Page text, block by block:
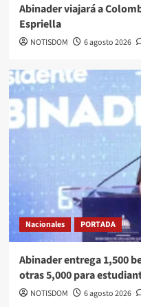
Abinader viajará a
Espriella
NOTISDOM 6 agosto 2026
Nacionales PORTADA
Abinader entrega 1,500
otras 5,000 para
NOTISDOM 6 agosto 2026